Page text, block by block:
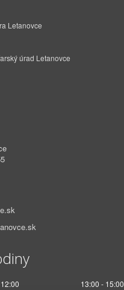
Letanovce
úrad Letanovce
13:00 - 15:00